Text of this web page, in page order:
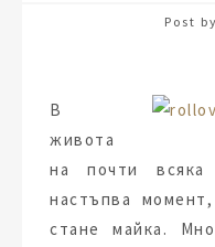
Post by
В
живота
на почти
настъпва
стане майка.